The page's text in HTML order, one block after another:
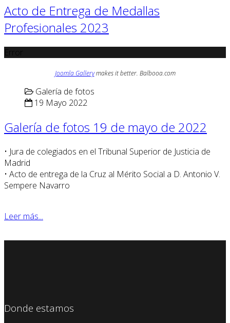
Acto de Entrega de Medallas
Profesionales 2023
Joomla Gallerymakes it better. Balbooa.com
Galería de fotos
19 Mayo 2022
Galería de fotos 19 de mayo de 2022
• Jura de colegiados en el Tribunal Superior de Justicia de
Madrid
• Acto de entrega de la Cruz al Mérito Social a D. Antonio V.
Sempere Navarro
Leer más...
Donde estamos